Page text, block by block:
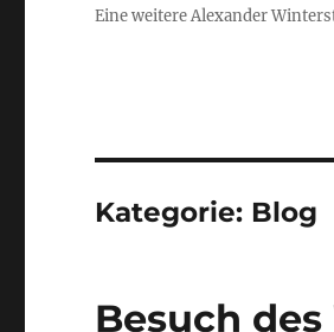
Eine weitere Alexander
Kategorie: Blog
Besuch